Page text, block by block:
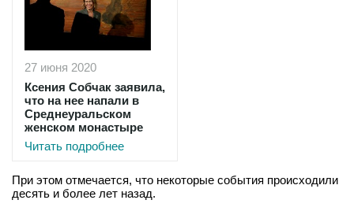
27 июня 2020
Ксения Собчак заявила,
что на нее напали в
Среднеуральском
женском монастыре
Читать подробнее
При этом отмечается, что некоторые события происходили
десять и более лет назад.